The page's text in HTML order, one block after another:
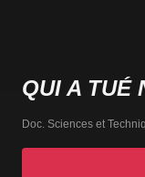
QUI A TUÉ
Doc. Sciences et